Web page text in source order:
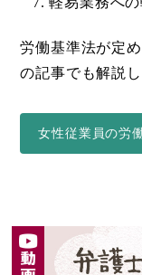
労働基準法が定
の記事でも解説
女性従業員の労